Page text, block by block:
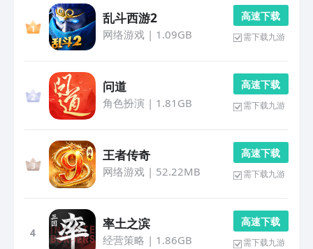
乱斗西游2
网络游戏| 1.09GB
高 速 下 载
需下载九游
问道
角色扮演 | 1.81GB
高 速 下 载
需下载九游
王者传奇
网络游戏| 52.22MB
高 速 下 载
需下载九游
4
率土之滨
经营策略 | 1.86GB
高 速 下 载
需下载九游